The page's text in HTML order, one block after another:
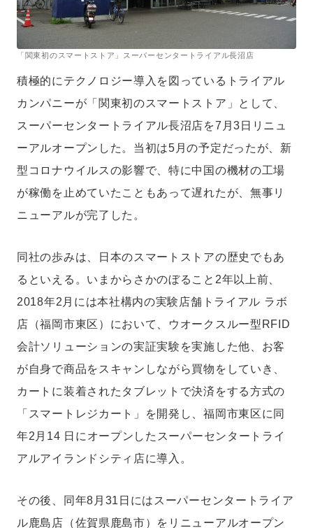
「関東初のスマートストア」スーパーセンタートライアル長沼店
積極的にテクノロジー導入を図っているトライアル
カンパニーが「関東初のスマートストア」として、
スーパーセンタートライアル長沼店を7月3日リニュ
ーアルオープンした。当初は5月の予定だったが、新
型コロナウイルスの影響で、特に中国の機材の工場
が稼働を止めていたこともあって遅れたが、無事リ
ニューアルが完了した。
同社の歩みは、日本のスマートストアの歴史でもあ
るといえる。いまからさかのぼること2年以上前、
2018年2月には本社構内の実験店舗トライアル ラボ
店（福岡市東区）において、ウオークスルー型RFID
会計ソリューションの実証実験を実施した他、お客
が自身で商品をスキャンしながら買物をしていき、
カートに装着されたタブレットで決済をする方式の
「スマートレジカート」を開発し、福岡市東区に同
年2月14 日にオープンしたスーパーセンタートライ
アルアイランドシティ店に導入。
その後、同年8月31日にはスーパーセンタートライア
ル鹿島店（佐賀県鹿島市）をリニューアルオープン